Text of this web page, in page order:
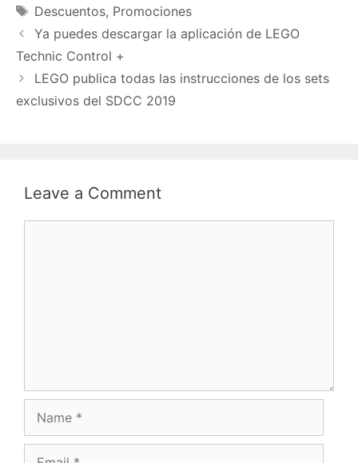
Tags
Descuentos, Promociones
Ya puedes descargar la aplicación de LEGO
Technic Control +
LEGO publica todas las instrucciones de los sets
exclusivos del SDCC 2019
Leave a Comment